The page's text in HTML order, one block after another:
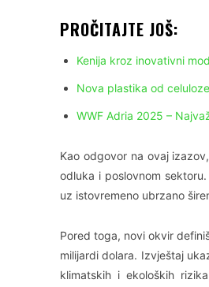
PROČITAJTE JOŠ:
Kenija kroz inovativni
Nova plastika od
WWF Adria 2025 –
Kao odgovor na ovaj
odluka i poslovnom
uz istovremeno ubrzano
Pored toga, novi okvir
milijardi dolara. Izvještaj
klimatskih i ekoloških